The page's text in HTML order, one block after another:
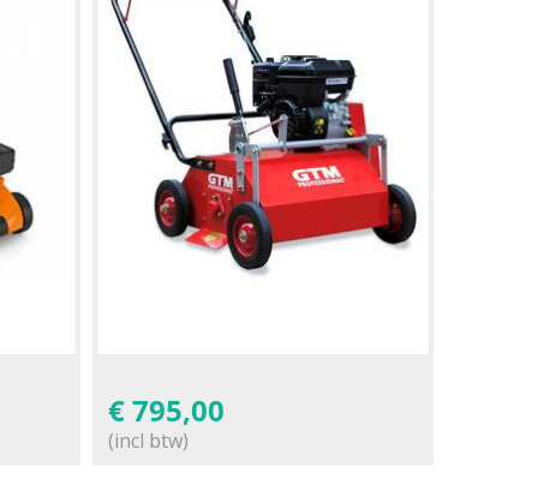
€795,00
(incl btw)